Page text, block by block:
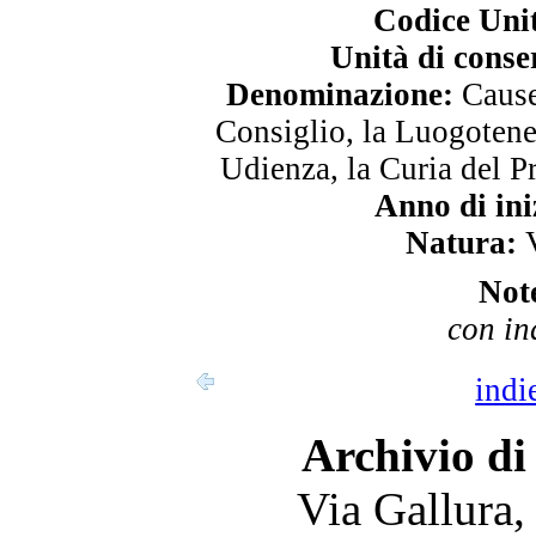
Codice
Unità di
Denominazione:
Consiglio, la
Udienza, la Curia del
Anno di
Natura:
con
Archivio
Via